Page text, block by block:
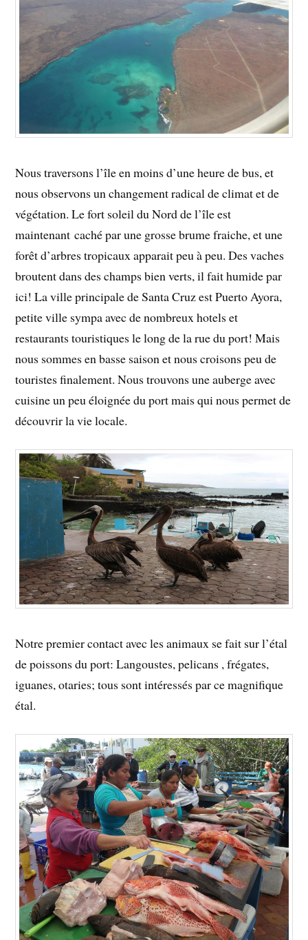
Nous traversons l’île en moins d’une heure de bus, et
nous observons un changement radical de climat et de
végétation. Le fort soleil du Nord de l’île est
maintenant caché par une grosse brume fraiche, et une
forêt d’arbres tropicaux apparait peu à peu. Des vaches
broutent dans des champs bien verts, il fait humide par
ici! La ville principale de Santa Cruz est Puerto Ayora,
petite ville sympa avec de nombreux hotels et
restaurants touristiques le long de la rue du port! Mais
nous sommes en basse saison et nous croisons peu de
touristes finalement. Nous trouvons une auberge avec
cuisine un peu éloignée du port mais qui nous permet de
découvrir la vie locale.
Notre premier contact avec les animaux se fait sur l’étal
de poissons du port: Langoustes, pelicans , frégates,
iguanes, otaries; tous sont intéressés par ce magnifique
étal.